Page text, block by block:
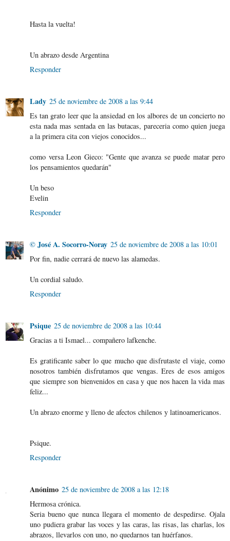
Hasta la vuelta!
Un abrazo desde Argentina
Responder
Lady 25 de noviembre de 2008 a las 9:44
Es tan grato leer que la ansiedad en los albores de un concierto no
esta nada mas sentada en las butacas, pareceria como quien juega
a la primera cita con viejos conocidos...
como versa Leon Gieco: "Gente que avanza se puede matar pero
los pensamientos quedarán"
Un beso
Evelin
Responder
© José A. Socorro-Noray 25 de noviembre de 2008 a las 10:01
Por fin, nadie cerrará de nuevo las alamedas.
Un cordial saludo.
Responder
Psique 25 de noviembre de 2008 a las 10:44
Gracias a ti Ismael... compañero lafkenche.
Es gratificante saber lo que mucho que disfrutaste el viaje, como
nosotros también disfrutamos que vengas. Eres de esos amigos
que siempre son bienvenidos en casa y que nos hacen la vida mas
feliz...
Un abrazo enorme y lleno de afectos chilenos y latinoamericanos.
Psique.
Responder
Anónimo 25 de noviembre de 2008 a las 12:18
Hermosa crónica.
Seria bueno que nunca llegara el momento de despedirse. Ojala
uno pudiera grabar las voces y las caras, las risas, las charlas, los
abrazos, llevarlos con uno, no quedarnos tan huérfanos.